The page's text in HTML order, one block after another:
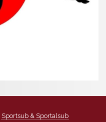
Sportsub & Sportalsub